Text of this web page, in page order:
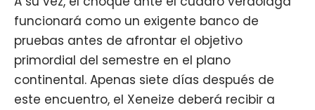
funcionará como un exigente banco de
pruebas antes de afrontar el objetivo
primordial del semestre en el plano
continental. Apenas siete días después de
este encuentro, el Xeneize deberá recibir a